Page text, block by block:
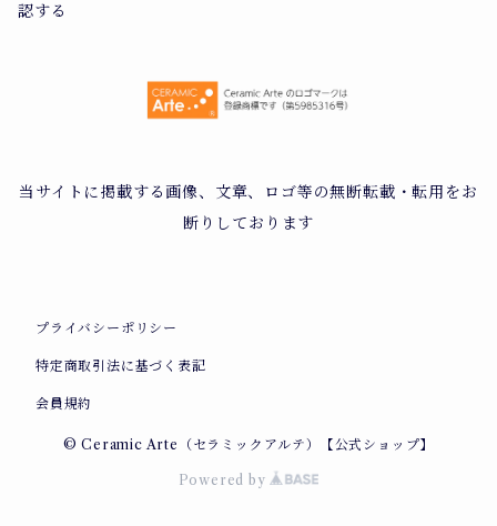
認する
当サイトに掲載する画像、文章、ロゴ等の無断転載・転用をお
断りしております
プライバシーポリシー
特定商取引法に基づく表記
会員規約
© Ceramic Arte（セラミックアルテ）【公式ショップ】
Powered by